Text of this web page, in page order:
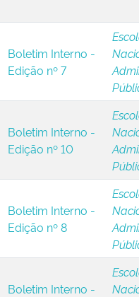
Boletim Interno -
Edição nº 7
Boletim Interno -
Edição nº 10
Boletim Interno -
Edição nº 8
Boletim Interno -